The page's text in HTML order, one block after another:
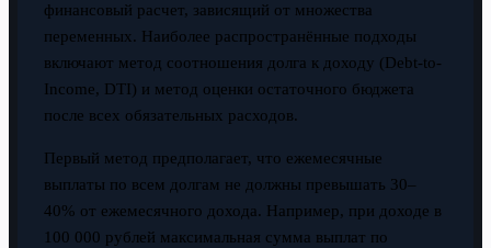
финансовый расчет, зависящий от множества
переменных. Наиболее распространённые подходы
включают метод соотношения долга к доходу (Debt-to-
Income, DTI) и метод оценки остаточного бюджета
после всех обязательных расходов.
Первый метод предполагает, что ежемесячные
выплаты по всем долгам не должны превышать 30–
40% от ежемесячного дохода. Например, при доходе в
100 000 рублей максимальная сумма выплат по